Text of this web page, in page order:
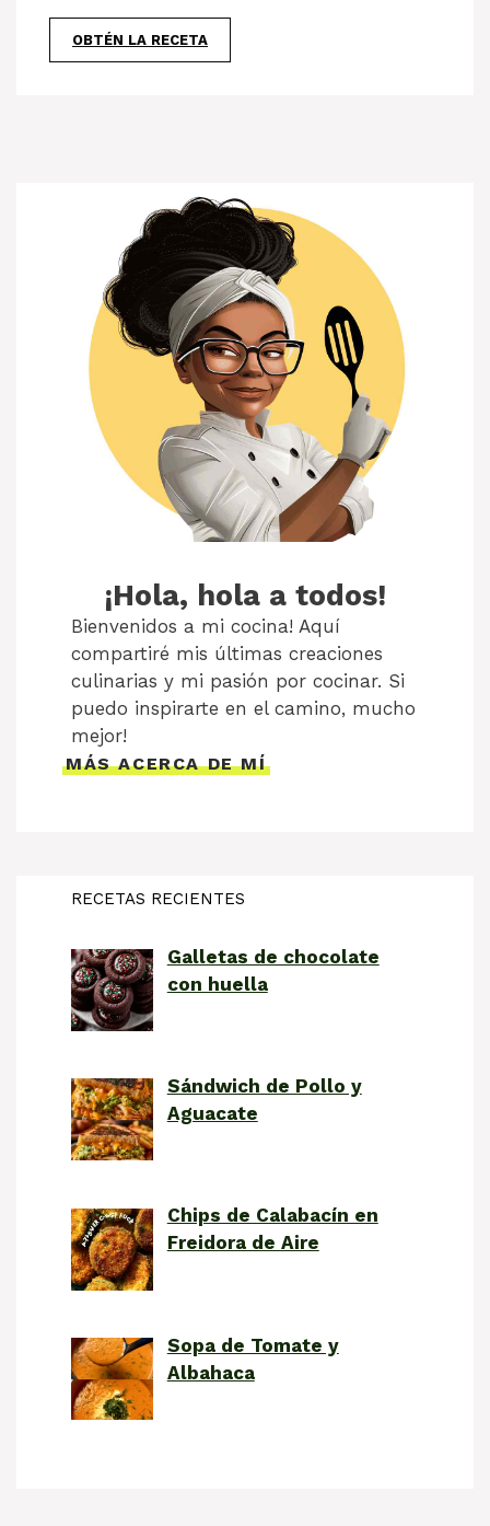
OBTÉN LA RECETA
¡Hola, hola a todos!
Bienvenidos a mi cocina! Aquí
compartiré mis últimas creaciones
culinarias y mi pasión por cocinar. Si
puedo inspirarte en el camino, mucho
mejor!
MÁS ACERCA DE MÍ
RECETAS RECIENTES
Galletas de chocolate
con huella
Sándwich de Pollo y
Aguacate
Chips de Calabacín en
Freidora de Aire
Sopa de Tomate y
Albahaca